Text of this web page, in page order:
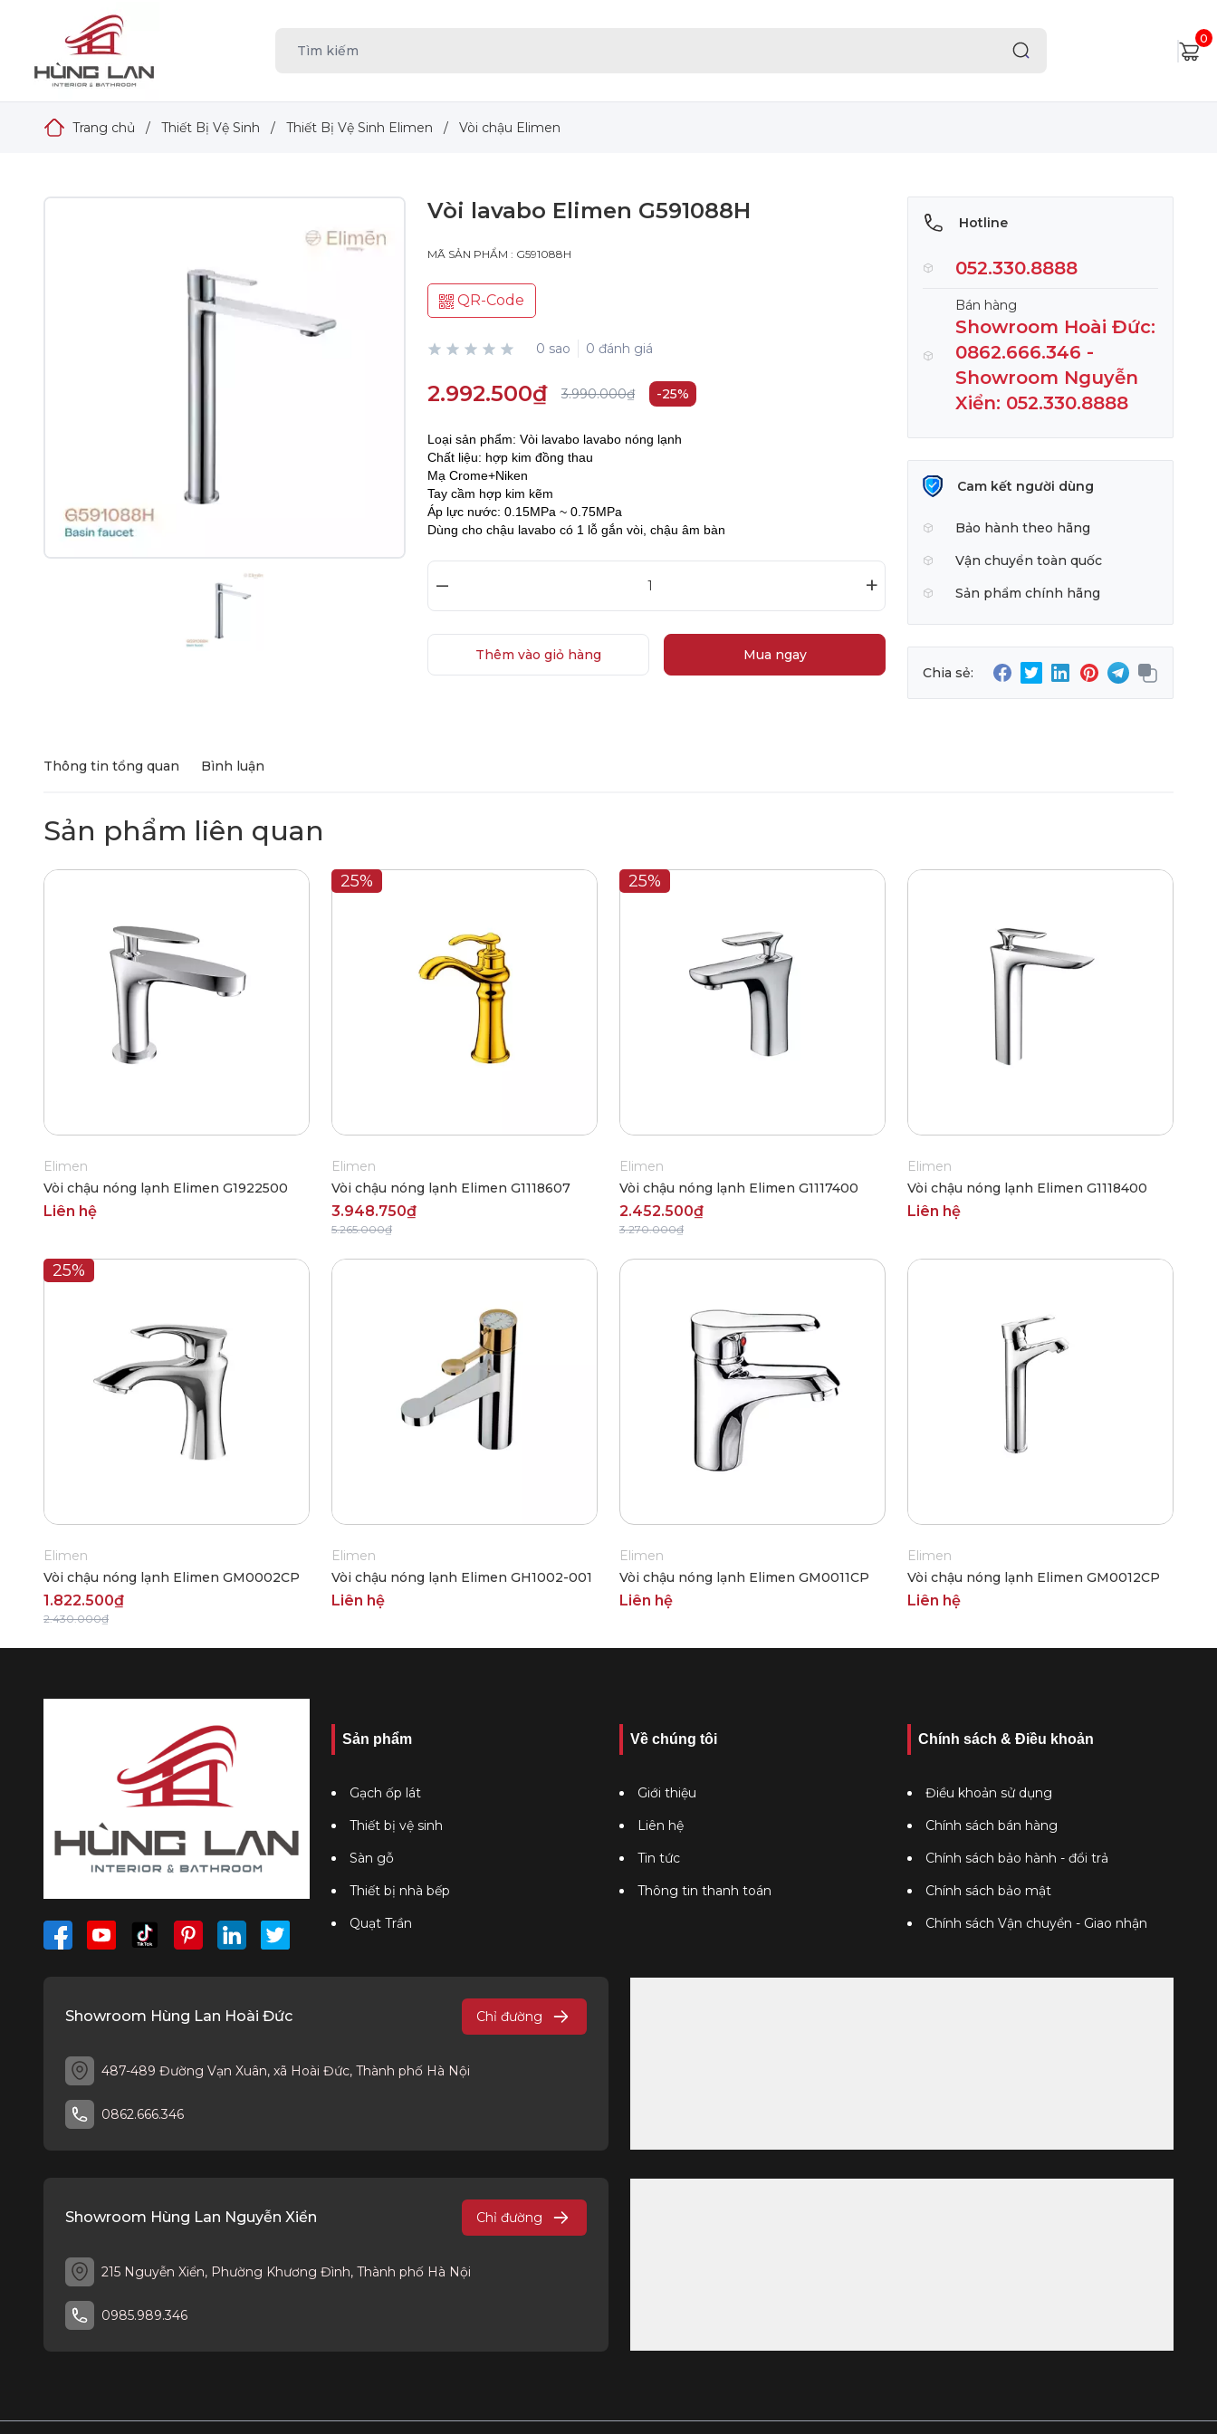
0
Trang chủ / Thiết Bị Vệ Sinh / Thiết Bị Vệ Sinh Elimen / Vòi chậu Elimen
Vòi lavabo Elimen G591088H
MÃ SẢN PHẨM : G591088H
QR-Code
0 sao 0 đánh giá
2.992.500₫ 3.990.000₫ -25%
Loại sản phẩm: Vòi lavabo lavabo nóng lạnh
Chất liệu: hợp kim đồng thau
Mạ Crome+Niken
Tay cầm hợp kim kẽm
Áp lực nước: 0.15MPa ~ 0.75MPa
Dùng cho chậu lavabo có 1 lỗ gắn vòi, chậu âm bàn
– +
Thêm vào giỏ hàng Mua ngay
Hotline
052.330.8888
Bán hàng
Showroom Hoài Đức:
0862.666.346 -
Showroom Nguyễn
Xiển: 052.330.8888
Cam kết người dùng
Bảo hành theo hãng
Vận chuyển toàn quốc
Sản phẩm chính hãng
Chia sẻ:
Thông tin tổng quan Bình luận
Sản phẩm liên quan
Elimen
Vòi chậu nóng lạnh Elimen G1922500
Liên hệ
25%
Elimen
Vòi chậu nóng lạnh Elimen G1118607
3.948.750₫
5.265.000₫
25%
Elimen
Vòi chậu nóng lạnh Elimen G1117400
2.452.500₫
3.270.000₫
Elimen
Vòi chậu nóng lạnh Elimen G1118400
Liên hệ
25%
Elimen
Vòi chậu nóng lạnh Elimen GM0002CP
1.822.500₫
2.430.000₫
Elimen
Vòi chậu nóng lạnh Elimen GH1002-001
Liên hệ
Elimen
Vòi chậu nóng lạnh Elimen GM0011CP
Liên hệ
Elimen
Vòi chậu nóng lạnh Elimen GM0012CP
Liên hệ
Sản phẩm
Gạch ốp lát
Thiết bị vệ sinh
Sàn gỗ
Thiết bị nhà bếp
Quạt Trần
Về chúng tôi
Giới thiệu
Liên hệ
Tin tức
Thông tin thanh toán
Chính sách & Điều khoản
Điều khoản sử dụng
Chính sách bán hàng
Chính sách bảo hành - đổi trả
Chính sách bảo mật
Chính sách Vận chuyển - Giao nhận
Showroom Hùng Lan Hoài Đức Chỉ đường
487-489 Đường Vạn Xuân, xã Hoài Đức, Thành phố Hà Nội
0862.666.346
Showroom Hùng Lan Nguyễn Xiển Chỉ đường
215 Nguyễn Xiển, Phường Khương Đình, Thành phố Hà Nội
0985.989.346